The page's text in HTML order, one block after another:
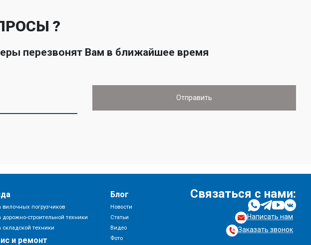
?
перезвонят Вам в ближайшее время
вилочных погрузчиков
дорожно-строительной техники
складской техники
и ремонт
Блог
Новости
Статьи
Видео
Фото
Связаться с нами:
Написать нам
Заказать звонок